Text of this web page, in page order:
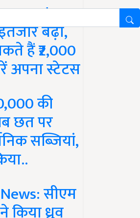
Update:
बढ़ा,
हैं ₹2,000
स्टेटस
की
छत पर
सब्जियां,
सीएम